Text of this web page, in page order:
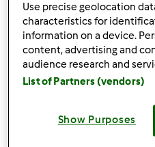
Mixie (não verificado)
Use precise geolocation
characteristics for
information on a device.
content, advertising and
audience research and
List of Partners (vendors)
Show Purposes